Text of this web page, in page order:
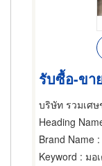
รับซื้อ-ขา
บริษัท รวมเศ
Heading
Brand Name
Keyword : มอ